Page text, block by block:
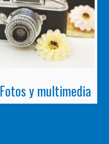
Fotos y multimedia